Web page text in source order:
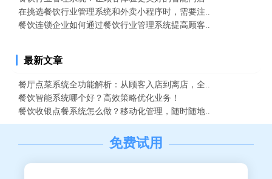
在挑选餐饮行业管理系统和外卖小程序时，需要注..
餐饮连锁企业如何通过餐饮行业管理系统提高顾客..
最新文章
餐厅点菜系统全功能解析：从顾客入店到离店，全..
餐饮智能系统哪个好？高效策略优化业务！
餐饮收银点餐系统怎么做？移动化管理，随时随地..
免费试用